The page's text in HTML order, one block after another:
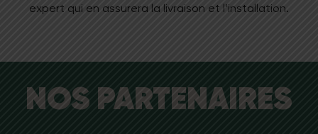
expert qui en assurera la livraison et l’installation.
NOS PARTENAIRES